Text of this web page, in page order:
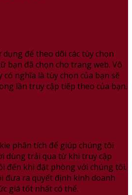
để theo dõi các tùy chọn
bạn đã chọn cho trang web. Vô
có nghĩa là tùy chọn của bạn sẽ
lần truy cập tiếp theo của bạn.
phân tích để giúp chúng tôi
dùng trải qua từ khi truy cập
đến khi đặt phòng với chúng tôi.
đưa ra quyết định kinh doanh
giá tốt nhất có thể.